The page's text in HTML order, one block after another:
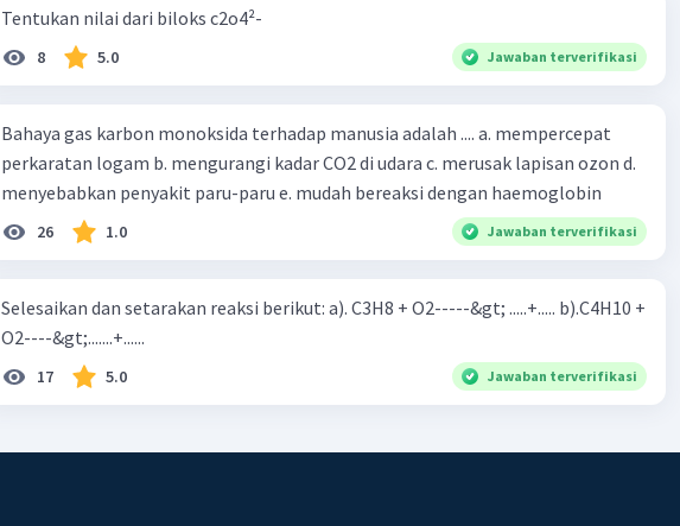
Tentukan nilai dari biloks c2o4²-
8 5.0 Jawaban terverifikasi
Bahaya gas karbon monoksida terhadap manusia adalah .... a. mempercepat
perkaratan logam b. mengurangi kadar CO2 di udara c. merusak lapisan ozon d.
menyebabkan penyakit paru-paru e. mudah bereaksi dengan haemoglobin
26 1.0 Jawaban terverifikasi
Selesaikan dan setarakan reaksi berikut: a). C3H8 + O2-----&gt; .....+..... b).C4H10 +
O2----&gt;.......+......
17 5.0 Jawaban terverifikasi